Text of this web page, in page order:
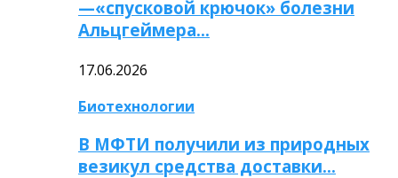
—«спусковой крючок» болезни
Альцгеймера…
17.06.2026
Биотехнологии
В МФТИ получили из природных
везикул средства доставки…